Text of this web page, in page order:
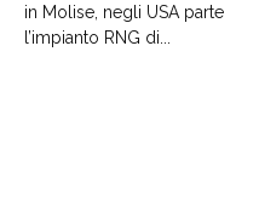
in Molise, negli USA parte
l’impianto RNG di...